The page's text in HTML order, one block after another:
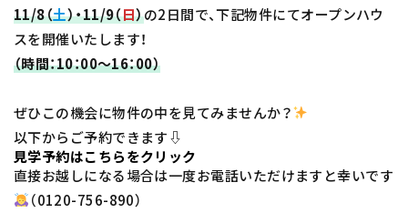
11/8（土）・11/9（日）の2日間で、下記物件にてオープンハウ
スを開催いたします！
（時間：10：00～16：00）
ぜひこの機会に物件の中を見てみませんか？
以下からご予約できます⇩
見学予約はこちらをクリック
直接お越しになる場合は一度お電話いただけますと幸いです
（0120-756-890）